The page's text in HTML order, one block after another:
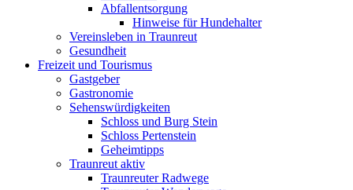
Abfallentsorgung
Hinweise für Hundehalter
Vereinsleben in Traunreut
Gesundheit
Freizeit und Tourismus
Gastgeber
Gastronomie
Sehenswürdigkeiten
Schloss und Burg Stein
Schloss Pertenstein
Geheimtipps
Traunreut aktiv
Traunreuter Radwege